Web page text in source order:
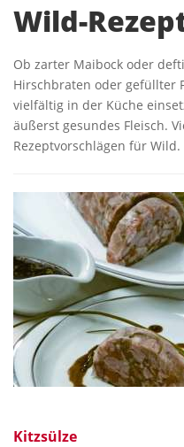
Wild-
Ob zarter Maibock oder
Hirschbraten oder gefüllter
vielfältig in der Küche
äußerst gesundes Fleisch.
Rezeptvorschlägen für Wild.
Kitzsülze